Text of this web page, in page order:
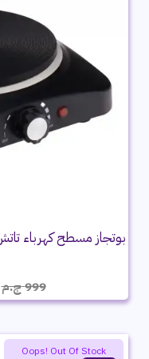
999ج.م
Oops! Out Of Stock